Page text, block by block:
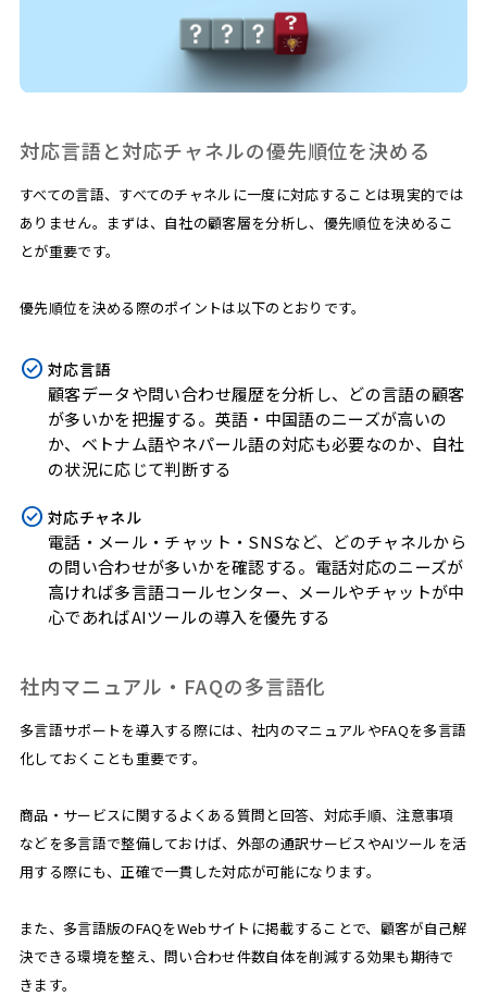
対応言語と対応チャネルの優先順位を決める
すべての言語、すべてのチャネルに一度に対応することは現実的では
ありません。まずは、自社の顧客層を分析し、優先順位を決めるこ
とが重要です。
優先順位を決める際のポイントは以下のとおりです。
対応言語
顧客データや問い合わせ履歴を分析し、どの言語の顧客
が多いかを把握する。英語・中国語のニーズが高いの
か、ベトナム語やネパール語の対応も必要なのか、自社
の状況に応じて判断する
対応チャネル
電話・メール・チャット・SNSなど、どのチャネルから
の問い合わせが多いかを確認する。電話対応のニーズが
高ければ多言語コールセンター、メールやチャットが中
心であればAIツールの導入を優先する
社内マニュアル・FAQの多言語化
多言語サポートを導入する際には、社内のマニュアルやFAQを多言語
化しておくことも重要です。
商品・サービスに関するよくある質問と回答、対応手順、注意事項
などを多言語で整備しておけば、外部の通訳サービスやAIツールを活
用する際にも、正確で一貫した対応が可能になります。
また、多言語版のFAQをWebサイトに掲載することで、顧客が自己解
決できる環境を整え、問い合わせ件数自体を削減する効果も期待で
きます。